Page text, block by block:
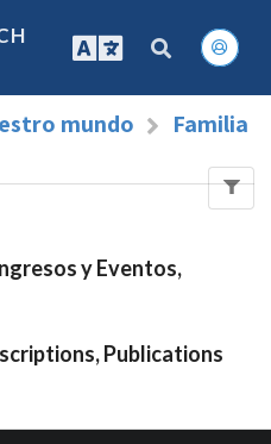
mundo
Familia
y Eventos,
Publications